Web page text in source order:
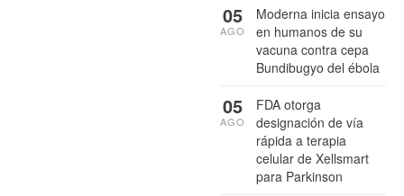
Moderna inicia ensayo
en humanos de su
vacuna contra cepa
Bundibugyo del ébola
05
AGO
FDA otorga
designación de vía
rápida a terapia
celular de Xellsmart
para Parkinson
05
AGO